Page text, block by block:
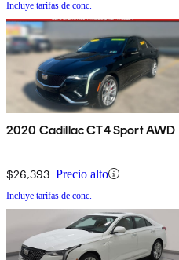
Incluye tarifas de conc.
2020 Cadillac CT4 Sport AWD
$26,393 Precio alto
Incluye tarifas de conc.